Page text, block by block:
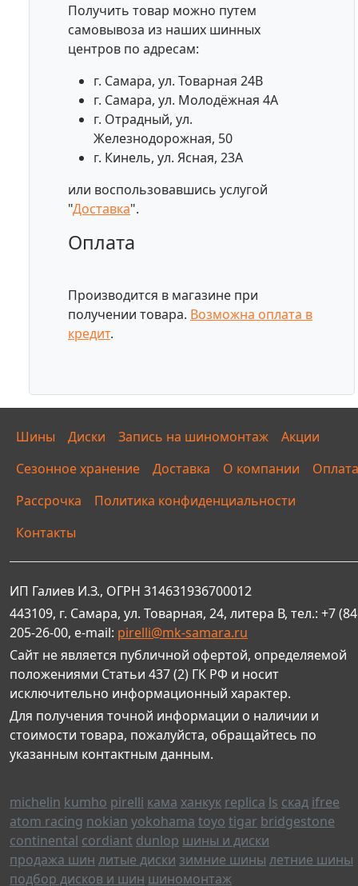
Получить товар можно путем
самовывоза из наших шинных
центров по адресам:
г. Самара, ул. Товарная 24В
г. Самара, ул. Молодёжная 4А
г. Отрадный, ул.
Железнодорожная, 50
г. Кинель, ул. Ясная, 23А
или воспользовавшись услугой
"Доставка".
Оплата
Производится в магазине при
получении товара. Возможна оплата в
кредит.
Шины Диски Запись на шиномонтаж
Акции
Сезонное хранение
Доставка О компании
Оплата
Рассрочка
Политика конфиденциальности
Контакты
ИП Галиев И.З., ОГРН 314631936700012
443109, г. Самара, ул. Товарная, 24, литера В, тел.: +7
205-26-00, e-mail: pirelli@mk-samara.ru
Сайт не является публичной офертой, определяемой
положениями Статьи 437 (2) ГК РФ и носит
исключительно информационный характер.
Для получения точной информации о наличии и
стоимости товара, пожалуйста, обращайтесь по
указанным контактным данным.
michelin kumho pirelli кама ханкук replica ls скад ifree
atom racing nokian yokohama toyo tigar bridgestone
continental cordiant dunlop шины и диски
продажа шин литые диски зимние шины летние шины
подбор дисков и шин шиномонтаж